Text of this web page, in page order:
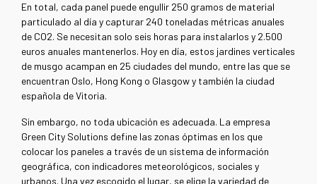
En total, cada panel puede engullir 250 gramos de material
particulado al día y capturar 240 toneladas métricas anuales
de CO2. Se necesitan solo seis horas para instalarlos y 2.500
euros anuales mantenerlos. Hoy en día, estos jardines verticales
de musgo acampan en 25 ciudades del mundo, entre las que se
encuentran Oslo, Hong Kong o Glasgow y también la ciudad
española de Vitoria.
Sin embargo, no toda ubicación es adecuada. La empresa
Green City Solutions define las zonas óptimas en los que
colocar los paneles a través de un sistema de información
geográfica, con indicadores meteorológicos, sociales y
urbanos. Una vez escogido el lugar, se elige la variedad de